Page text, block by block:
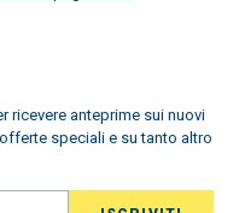
ricevere anteprime sui nuovi
speciali e su tanto altro